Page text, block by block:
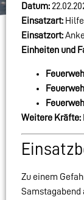
Datum:
Einsatzart:
Einsatzort:
Einheiten und
Weitere Kräfte:
Zu einem
Samstagabend